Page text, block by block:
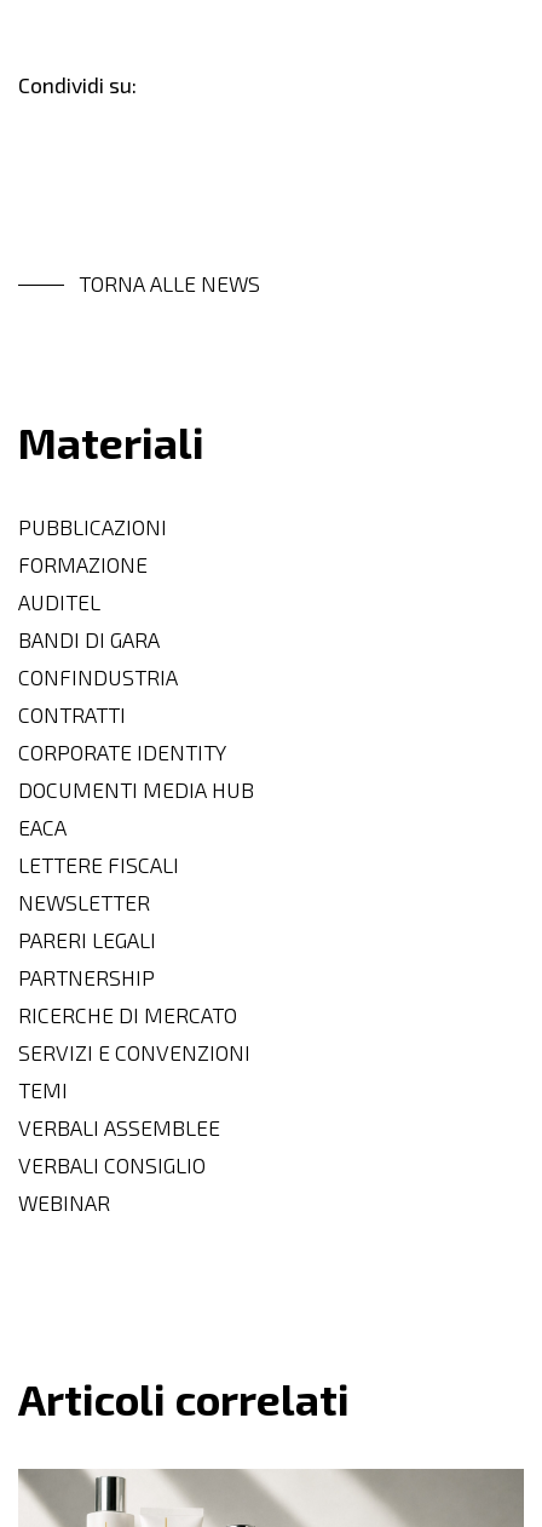
Condividi su:
TORNA ALLE NEWS
Materiali
PUBBLICAZIONI
FORMAZIONE
AUDITEL
BANDI DI GARA
CONFINDUSTRIA
CONTRATTI
CORPORATE IDENTITY
DOCUMENTI MEDIA HUB
EACA
LETTERE FISCALI
NEWSLETTER
PARERI LEGALI
PARTNERSHIP
RICERCHE DI MERCATO
SERVIZI E CONVENZIONI
TEMI
VERBALI ASSEMBLEE
VERBALI CONSIGLIO
WEBINAR
Articoli correlati